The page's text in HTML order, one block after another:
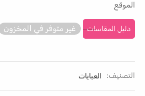
الموقع
دليل المقاسات غير متوفر في المخزون
التصنيف: العبايات